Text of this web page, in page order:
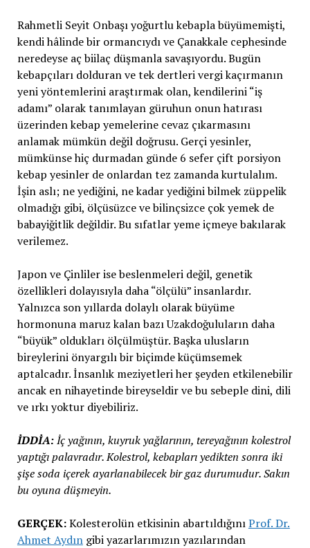
Rahmetli Seyit Onbaşı yoğurtlu kebapla büyümemişti,
kendi hâlinde bir ormancıydı ve Çanakkale cephesinde
neredeyse aç biilaç düşmanla savaşıyordu. Bugün
kebapçıları dolduran ve tek dertleri vergi kaçırmanın
yeni yöntemlerini araştırmak olan, kendilerini “iş
adamı” olarak tanımlayan güruhun onun hatırası
üzerinden kebap yemelerine cevaz çıkarmasını
anlamak mümkün değil doğrusu. Gerçi yesinler,
mümkünse hiç durmadan günde 6 sefer çift porsiyon
kebap yesinler de onlardan tez zamanda kurtulalım.
İşin aslı; ne yediğini, ne kadar yediğini bilmek züppelik
olmadığı gibi, ölçüsüzce ve bilinçsizce çok yemek de
babayiğitlik değildir. Bu sıfatlar yeme içmeye bakılarak
verilemez.
Japon ve Çinliler ise beslenmeleri değil, genetik
özellikleri dolayısıyla daha “ölçülü” insanlardır.
Yalnızca son yıllarda dolaylı olarak büyüme
hormonuna maruz kalan bazı Uzakdoğuluların daha
“büyük” oldukları ölçülmüştür. Başka ulusların
bireylerini önyargılı bir biçimde küçümsemek
aptalcadır. İnsanlık meziyetleri her şeyden etkilenebilir
ancak en nihayetinde bireyseldir ve bu sebeple dini, dili
ve ırkı yoktur diyebiliriz.
İDDİA:İç yağının, kuyruk yağlarının, tereyağının kolestrol
yaptığı palavradır. Kolestrol, kebapları yedikten sonra iki
şişe soda içerek ayarlanabilecek bir gaz durumudur. Sakın
bu oyuna düşmeyin.
GERÇEK:Kolesterolün etkisinin abartıldığınıProf. Dr.
Ahmet Aydıngibi yazarlarımızın yazılarından